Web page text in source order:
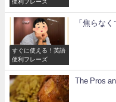
便利フレーズ
すぐに使える！英語
便利フレーズ
「焦らな
The Pros